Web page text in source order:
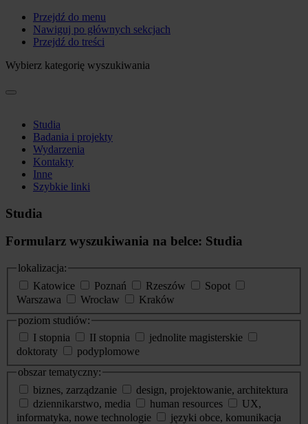
Przejdź do menu
Nawiguj po głównych sekcjach
Przejdź do treści
Wybierz kategorię wyszukiwania
Studia
Badania i projekty
Wydarzenia
Kontakty
Inne
Szybkie linki
Studia
Formularz wyszukiwania na belce: Studia
lokalizacja:
Katowice
Poznań Rzeszów
Sopot
Warszawa
Wrocław
Kraków
poziom studiów:
I stopnia
II stopnia
jednolite magisterskie
doktoraty
podyplomowe
obszar tematyczny:
biznes, zarządzanie
design, projektowanie, architektura
dziennikarstwo, media
human resources
UX,
informatyka, nowe technologie
języki obce, komunikacja